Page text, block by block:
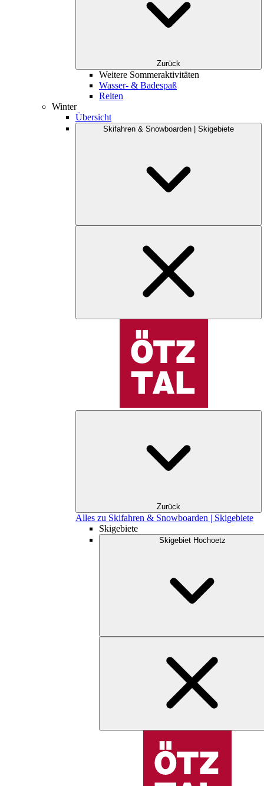
Zurück
Weitere Sommeraktivitäten
Wasser- & Badespaß
Reiten
Winter
Übersicht
Skifahren & Snowboarden | Skigebiete
Zurück
Alles zu Skifahren & Snowboarden | Skigebiete
Skigebiete
Skigebiet Hochoetz